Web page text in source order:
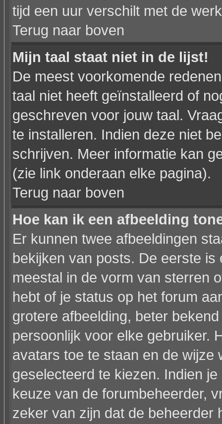
tijd een uur verschilt met de
Terug naar boven
Mijn taal staat niet in de lijst!
De meest voorkomende
taal niet heeft geïnstalleerd of
geschreven voor jouw taal.
te installeren. Indien deze niet
schrijven. Meer informatie kan
(zie link onderaan elke pagina).
Terug naar boven
Hoe kan ik een afbeelding
Er kunnen twee afbeeldingen
bekijken van posts. De eerste
meestal in de vorm van sterren
hebt of je status op het forum
grotere afbeelding, beter
persoonlijk voor elke gebruiker.
avatars toe te staan en de
geselecteerd te kiezen. Indien
keuze van de forumbeheerder,
zeker van zijn dat de beheerder